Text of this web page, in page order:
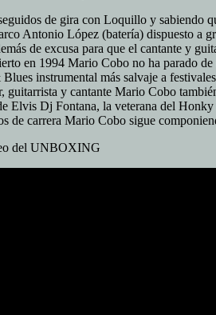
de gira con Loquillo y sabiendo
Antonio López (batería) dispuesto a
de excusa para que el cantante y
en 1994 Mario Cobo no ha parado
instrumental más salvaje a
guitarrista y cantante Mario Cobo
Elvis Dj Fontana, la veterana del
de carrera Mario Cobo sigue
del UNBOXING